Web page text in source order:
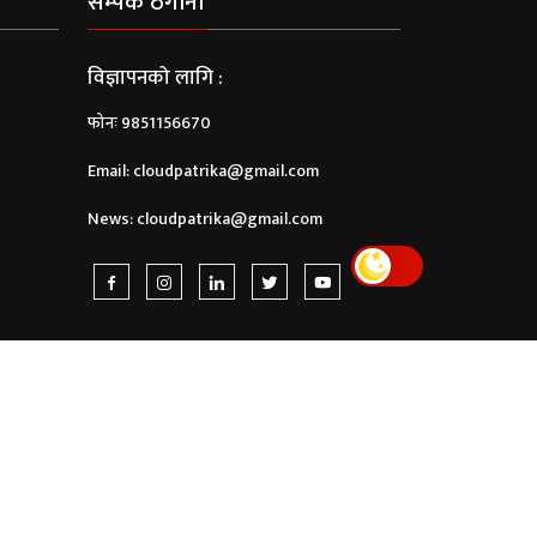
विज्ञापनको लागि :
फोनः 9851156670
Email:cloudpatrika@gmail.com
News:cloudpatrika@gmail.com